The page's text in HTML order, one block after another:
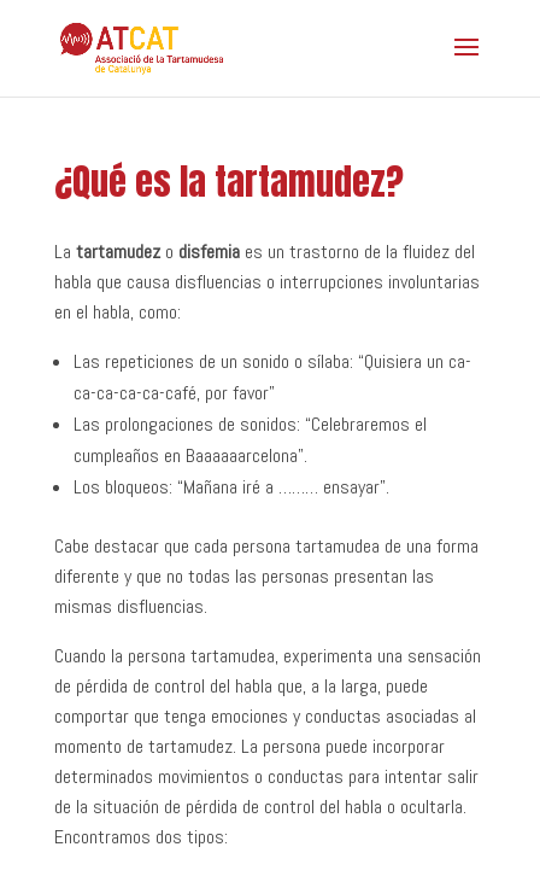
¿Qué es la tartamudez?
La tartamudezo disfemiaes un trastorno de la fluidez del
habla que causa disfluencias o interrupciones involuntarias
en el habla, como:
Las repeticiones de un sonido o sílaba: “Quisiera un ca-
ca-ca-ca-ca-café, por favor”
Las prolongaciones de sonidos: “Celebraremos el
cumpleaños en Baaaaaarcelona”.
Los bloqueos: “Mañana iré a ……… ensayar”.
Cabe destacar que cada persona tartamudea de una forma
diferente y que no todas las personas presentan las
mismas disfluencias.
Cuando la persona tartamudea, experimenta una sensación
de pérdida de control del habla que, a la larga, puede
comportar que tenga emociones y conductas asociadas al
momento de tartamudez. La persona puede incorporar
determinados movimientos o conductas para intentar salir
de la situación de pérdida de control del habla o ocultarla.
Encontramos dos tipos: